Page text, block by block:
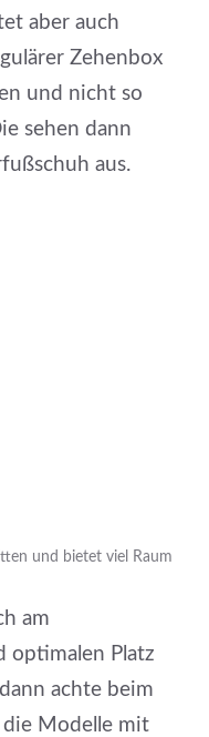
aber auch
Zehenbox
und nicht so
sehen dann
aus.
und bietet viel Raum
am
optimalen Platz
achte beim
die Modelle mit